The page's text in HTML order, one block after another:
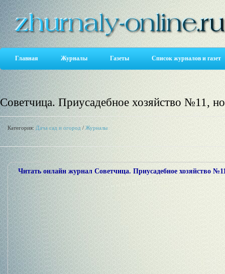
Главная Журналы Газеты Список журналов и газет
Советчица. Приусадебное хозяйство №11,
Категория:Дача сад и огород / Журналы
Читать онлайн журнал Советчица. Приусадебное хозяйство